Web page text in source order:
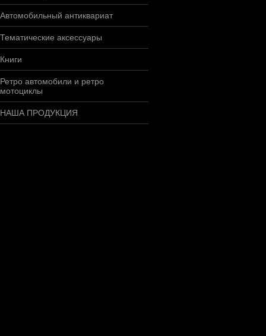
Автомобильный антиквариат
Тематические аксессуары
Книги
Ретро автомобили и ретро
мотоциклы
НАША ПРОДУКЦИЯ